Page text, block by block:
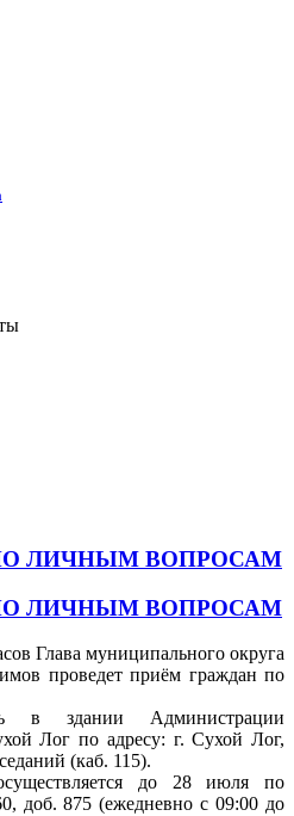
ЛИЧНЫМ ВОПРОСАМ
ЛИЧНЫМ ВОПРОСАМ
Глава муниципального округа
проведет приём граждан по
в здании Администрации
Лог по адресу: г. Сухой Лог,
(каб. 115).
до 28 июля по
доб. 875 (ежедневно с 09:00 до